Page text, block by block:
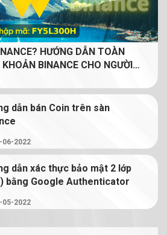
là gì? Cách mua bán coin bằng VND
trên Binance với 2 lệnh cơ bản: lệnh
là gì? Tạo thu nhập thụ động từ
là gì? Hướng dẫn sử dụng Margin
chi tiết cách giao dịch Binance
Hướng dẫn mua bán và tạo NFT trên
HƯỚNG DẪN TOÀN
BINANCE CHO NGƯỜI
GIAO DỊCH TRỌN ĐỜI CHO
dẫn bán Coin trên sàn
06-2022
dẫn xác thực bảo mật 2 lớp
bằng Google Authenticator
05-2022